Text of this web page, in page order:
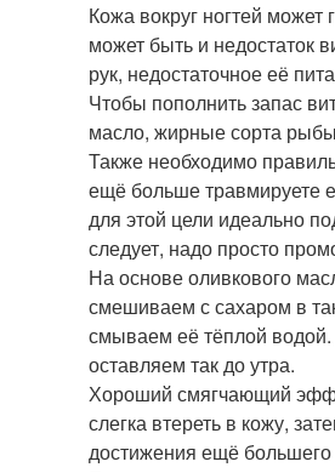
Кожа вокруг ногтей
может быть и недостаток
рук, недостаточное её
Чтобы пополнить запас
масло, жирные сорта
Также необходимо
ещё больше травмируете
для этой цели идеально
следует, надо просто
На основе оливкового
смешиваем с сахаром в
смываем её тёплой
оставляем так до утра.
Хороший смягчающий
слегка втереть в кожу,
достижения ещё